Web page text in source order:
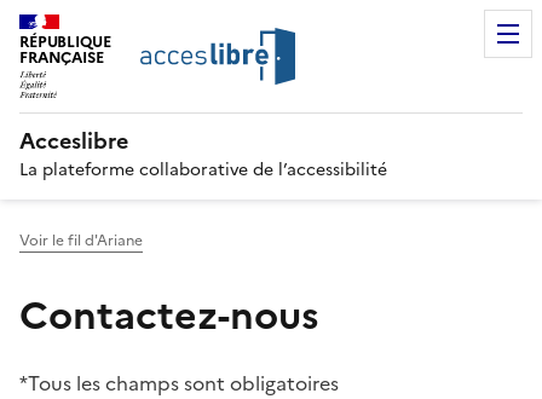
RÉPUBLIQUE
FRANÇAISE
Acceslibre
La plateforme collaborative de l’accessibilité
Voir le fil d'Ariane
Contactez-nous
*Tous les champs sont obligatoires